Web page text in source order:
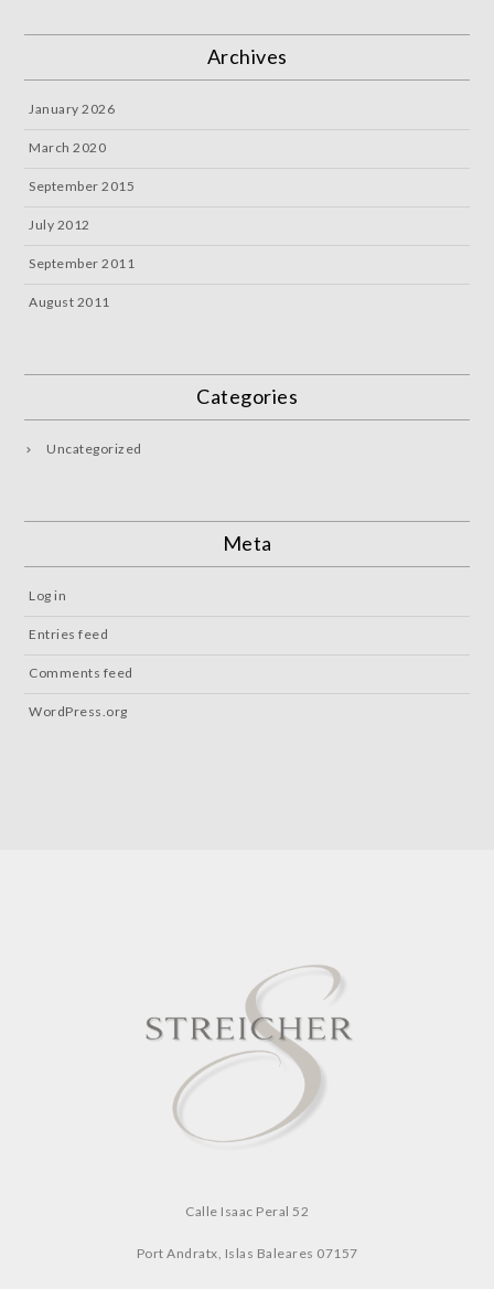
Archives
January 2026
March 2020
September 2015
July 2012
September 2011
August 2011
Categories
Uncategorized
Meta
Log in
Entries feed
Comments feed
WordPress.org
Calle Isaac Peral 52
Port Andratx, Islas Baleares 07157